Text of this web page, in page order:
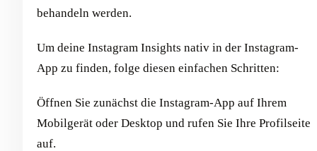
behandeln werden.
Um deine Instagram Insights nativ in der Instagram-
App zu finden, folge diesen einfachen Schritten:
Öffnen Sie zunächst die Instagram-App auf Ihrem
Mobilgerät oder Desktop und rufen Sie Ihre Profilseite
auf.